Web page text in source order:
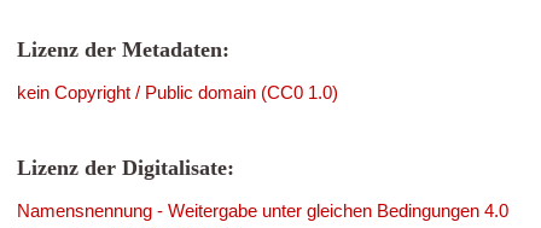
Lizenz der Metadaten:
kein Copyright / Public domain (CC0 1.0)
Lizenz der Digitalisate:
Namensnennung - Weitergabe unter gleichen Bedingungen 4.0